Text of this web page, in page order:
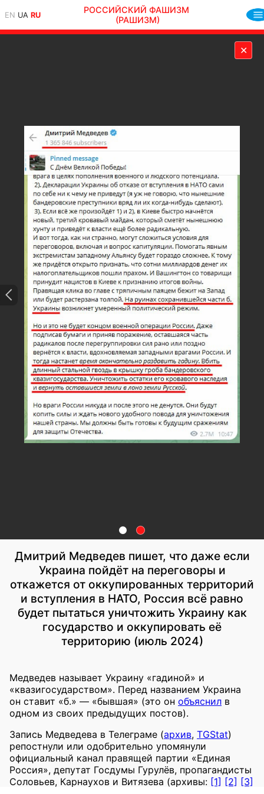
EN UA RU
РОССИЙСКИЙ ФАШИЗМ
(РАШИЗМ)
✕
Дмитрий Медведев пишет, что даже если
Украина пойдёт на переговоры и
откажется от оккупированных территорий
и вступления в НАТО, Россия всё равно
будет пытаться уничтожить Украину как
государство и оккупировать её
территорию (июль 2024)
Медведев называет Украину «гадиной» и
«квазигосударством». Перед названием Украина
он ставит «б.» — «бывшая» (это он объяснил в
одном из своих предыдущих постов).
Запись Медведева в Телеграме (архив, TGStat)
репостнули или одобрительно упомянули
официальный канал правящей партии «Единая
Россия», депутат Госдумы Гурулёв, пропагандисты
Соловьев, Карнаухов и Витязева (архивы: [1] [2] [3]